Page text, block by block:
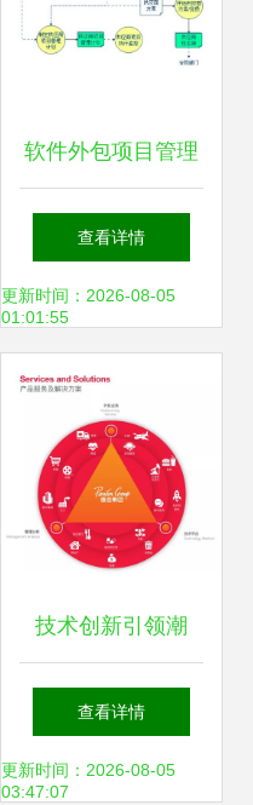
软件外包项目管理
的策略与实践 如何
确保软件外包服务
的成功
查看详情
更新时间：2026-08-05
01:01:55
技术创新引领潮
流，佩信双企荣
膺“高新技术企
查看详情
更新时间：2026-08-05
03:47:07